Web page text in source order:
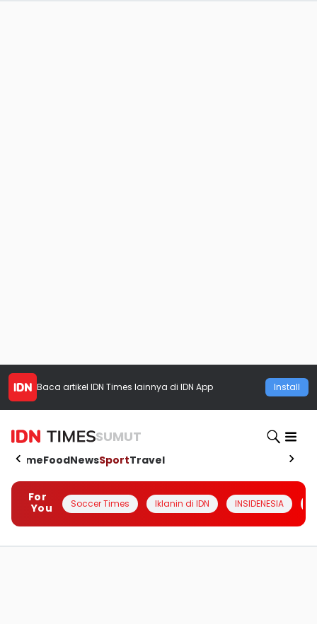
Baca artikel IDN Times lainnya di IDN App Install
SUMUT
HomeFoodNewsSportTravel
For
You
Soccer Times Iklanin di IDN INSIDENESIA